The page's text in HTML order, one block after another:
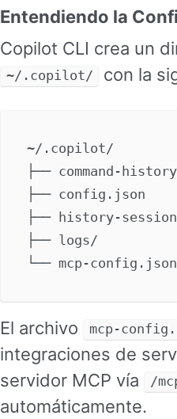
Entendiendo la
Copilot CLI crea un
~/.copilot/ con la
~/.copilot/
├── command-
├── config.json
├── history-
├── logs/
El archivo mcp-
integraciones de
servidor MCP vía
/
automáticamente.